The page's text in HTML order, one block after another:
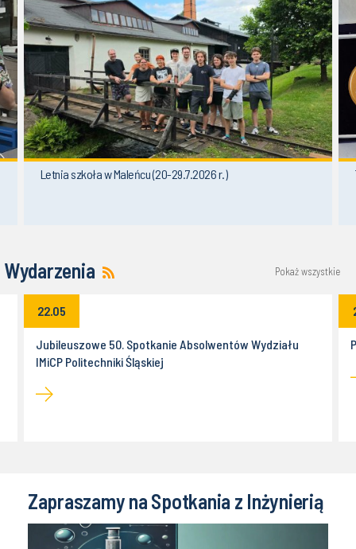
Letnia szkoła w Maleńcu (20-29.7.2026 r.)
Wydarzenia Pokaż wszystkie
22.05
Jubileuszowe 50. Spotkanie Absolwentów Wydziału
IMiCP Politechniki Śląskiej
Zapraszamy na Spotkania z Inżynierią